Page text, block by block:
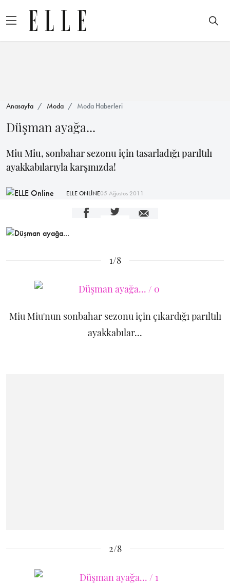
Anasayfa Moda Moda Haberleri
Düşman ayağa...
Miu Miu, sonbahar sezonu için tasarladığı parıltılı
ayakkabılarıyla karşınızda!
ELLE ONLİNE05 Ağustos 2011
1/8
Miu Miu'nun sonbahar sezonu için çıkardığı parıltılı
ayakkabılar...
2/8